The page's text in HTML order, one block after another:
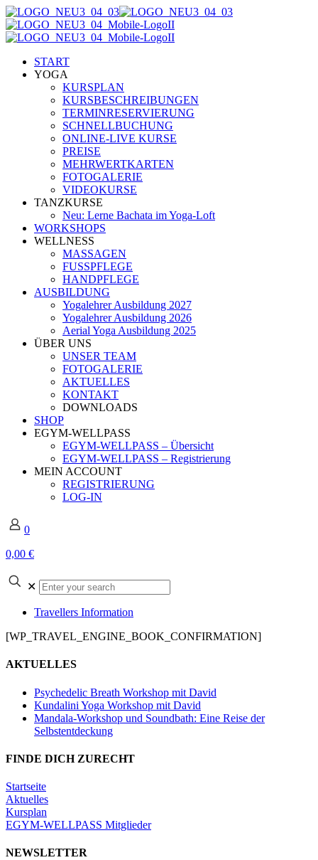
START
YOGA
KURSPLAN
KURSBESCHREIBUNGEN
TERMINRESERVIERUNG
SCHNELLBUCHUNG
ONLINE-LIVE KURSE
PREISE
MEHRWERTKARTEN
FOTOGALERIE
VIDEOKURSE
TANZKURSE
Neu: Lerne Bachata im Yoga-Loft
WORKSHOPS
WELLNESS
MASSAGEN
FUSSPFLEGE
HANDPFLEGE
AUSBILDUNG
Yogalehrer Ausbildung 2027
Yogalehrer Ausbildung 2026
Aerial Yoga Ausbildung 2025
ÜBER UNS
UNSER TEAM
FOTOGALERIE
AKTUELLES
KONTAKT
DOWNLOADS
SHOP
EGYM-WELLPASS
EGYM-WELLPASS – Übersicht
EGYM-WELLPASS – Registrierung
MEIN ACCOUNT
REGISTRIERUNG
LOG-IN
0
0,00 €
✕
Enter
your
Travellers Information
[WP_TRAVEL_ENGINE_BOOK_CONFIRMATION]
AKTUELLES
Psychedelic Breath Workshop mit David
Kundalini Yoga Workshop mit David
Mandala-Workshop und Soundbath: Eine Reise der
Selbstentdeckung
FINDE DICH ZURECHT
Startseite
Aktuelles
Kursplan
EGYM-WELLPASS Mitglieder
NEWSLETTER